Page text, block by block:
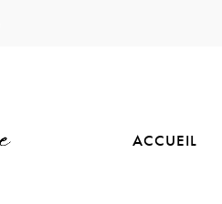
ACCUEIL